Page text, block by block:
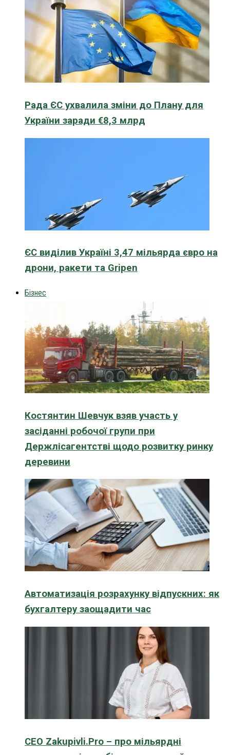
Рада ЄС ухвалила зміни до Плану для
України заради €8,3 млрд
ЄС виділив Україні 3,47 мільярда євро на
дрони, ракети та Gripen
Бізнес
Костянтин Шевчук взяв участь у
засіданні робочої групи при
Держлісагентстві щодо розвитку ринку
деревини
Автоматизація розрахунку відпускних: як
бухгалтеру заощадити час
CEO Zakupivli.Pro – про мільярдні